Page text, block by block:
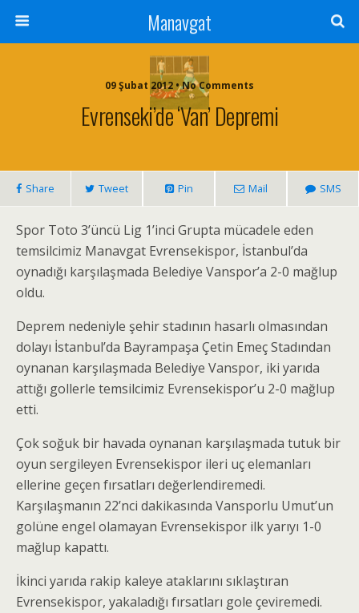
Manavgat
09 Şubat 2012 • No Comments
Evrenseki’de ‘Van’ Depremi
Share Tweet Pin Mail SMS
Spor Toto 3’üncü Lig 1’inci Grupta mücadele eden
temsilcimiz Manavgat Evrensekispor, İstanbul’da
oynadığı karşılaşmada Belediye Vanspor’a 2-0 mağlup
oldu.
Deprem nedeniyle şehir stadının hasarlı olmasından
dolayı İstanbul’da Bayrampaşa Çetin Emeç Stadından
oynanan karşılaşmada Belediye Vanspor, iki yarıda
attığı gollerle temsilcimiz Evrensekispor’u 2-0 mağlup
etti.
Çok soğuk bir havada oynanan karşılaşmada tutuk bir
oyun sergileyen Evrensekispor ileri uç elemanları
ellerine geçen fırsatları değerlendiremedi.
Karşılaşmanın 22’nci dakikasında Vansporlu Umut’un
golüne engel olamayan Evrensekispor ilk yarıyı 1-0
mağlup kapattı.
İkinci yarıda rakip kaleye ataklarını sıklaştıran
Evrensekispor, yakaladığı fırsatları gole çeviremedi.